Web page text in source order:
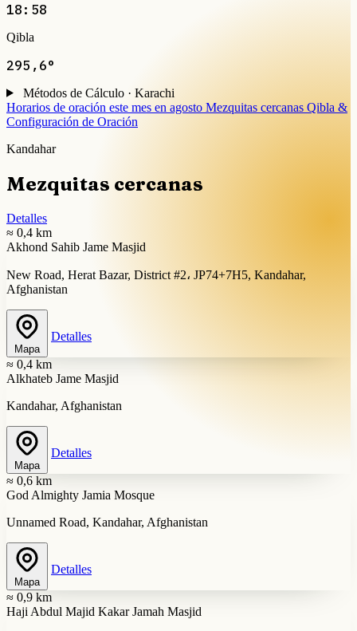
18:58
Qibla
295,6°
Métodos de Cálculo · Karachi
Horarios de oración este mes en agosto Mezquitas cercanas Qibla &
Configuración de Oración
Kandahar
Mezquitas cercanas
Detalles
≈ 0,4 km
Akhond Sahib Jame Masjid
New Road, Herat Bazar, District #2، JP74+7H5, Kandahar,
Afghanistan
Mapa
Detalles
≈ 0,4 km
Alkhateb Jame Masjid
Kandahar, Afghanistan
Mapa
Detalles
≈ 0,6 km
God Almighty Jamia Mosque
Unnamed Road, Kandahar, Afghanistan
Mapa
Detalles
≈ 0,9 km
Haji Abdul Majid Kakar Jamah Masjid